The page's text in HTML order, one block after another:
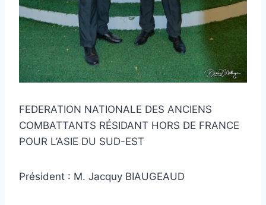
FEDERATION NATIONALE DES ANCIENS
COMBATTANTS RÉSIDANT HORS DE FRANCE
POUR L’ASIE DU SUD-EST
Président : M. Jacquy BIAUGEAUD